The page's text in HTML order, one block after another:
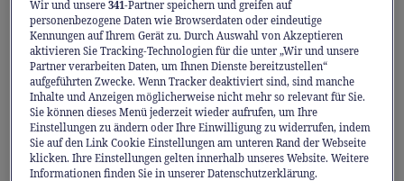
Sicherheitsorientierte Anlegende, die dennoch
von Renditechancen profitieren möchten und
einen langfristigen Anlagehorizont haben,
können ihr Vermögen gezielt so investieren,
dass es zu ihren Bedürfnissen und Zielen
passt. Für sie eignet sich die Anlageklasse
Infrastruktur ganz besonders.
Wir und unsere341-Partner speichern und greifen auf
personenbezogene Daten wie Browserdaten oder eindeutige
Kennungen auf Ihrem Gerät zu. Durch Auswahl von Akzeptieren
aktivieren Sie Tracking-Technologien für die unter „Wir und unsere
Partner verarbeiten Daten, um Ihnen Dienste bereitzustellen“
aufgeführten Zwecke. Wenn Tracker deaktiviert sind, sind manche
Inhalte und Anzeigen möglicherweise nicht mehr so relevant für Sie.
Sie können dieses Menü jederzeit wieder aufrufen, um Ihre
Einstellungen zu ändern oder Ihre Einwilligung zu widerrufen, indem
Sie auf den Link Cookie Einstellungen am unteren Rand der Webseite
klicken. Ihre Einstellungen gelten innerhalb unseres Website. Weitere
Informationen finden Sie in unserer Datenschutzerklärung.